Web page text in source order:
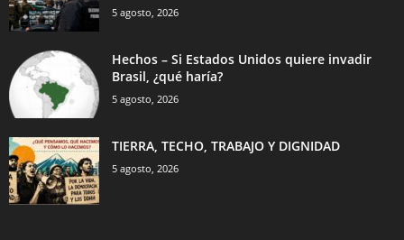
5 agosto, 2026
Hechos – Si Estados Unidos quiere invadir
Brasil, ¿qué haría?
5 agosto, 2026
TIERRA, TECHO, TRABAJO Y DIGNIDAD
5 agosto, 2026